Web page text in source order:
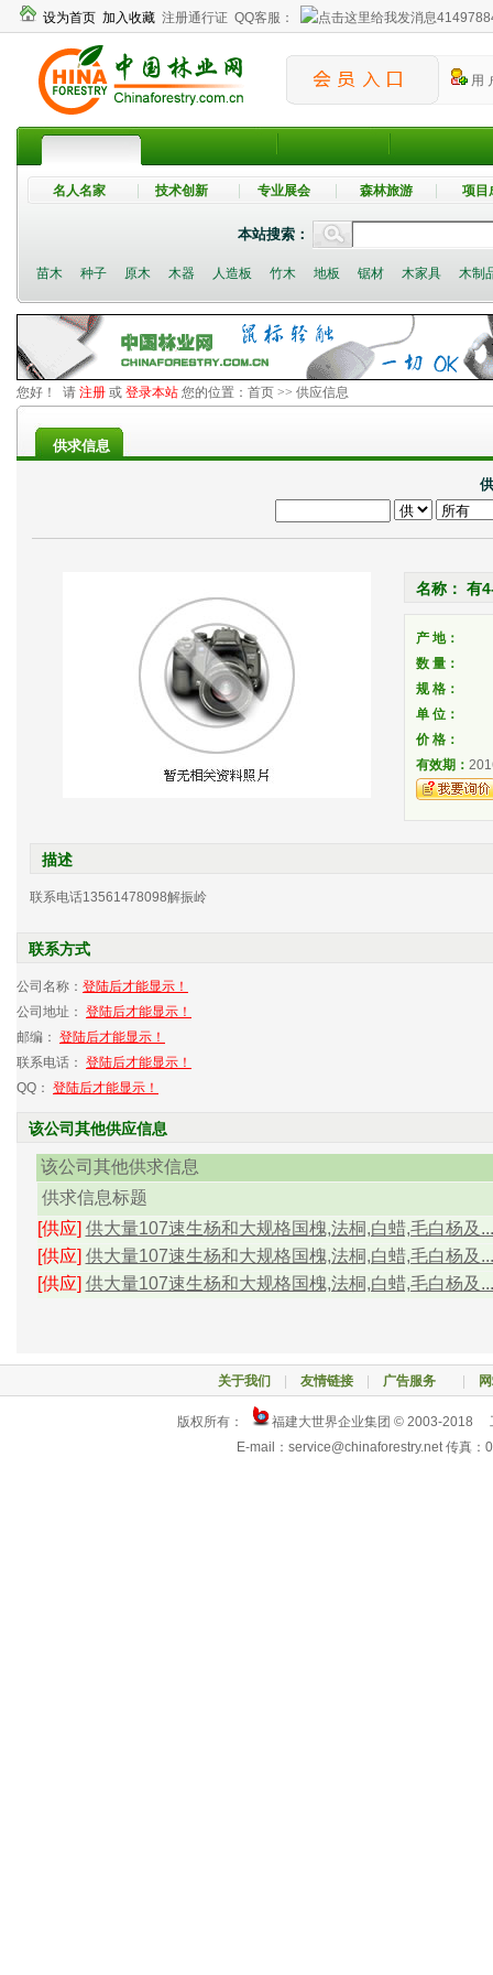
设为首页 加入收藏 注册通行证 QQ客服：
用
名人名家 技术创新 专业展会 森林旅游 项目
本站搜索：
苗木 种子 原木 木器 人造板 竹木 地板 锯材 木家具 木制
您好！ 请 注册 或 登录本站 您的位置： 首页 >> 供应信息
供求信息
名称： 有
产 地：
数 量：
规 格：
单 位：
价 格：
有效期：
描述
联系电话13561478098解振岭
联系方式
公司名称： 登陆后才能显示！
公司地址： 登陆后才能显示！
邮编： 登陆后才能显示！
联系电话： 登陆后才能显示！
QQ： 登陆后才能显示！
该公司其他供应信息
该公司其他供求信息
供求信息标题
[供应] 供大量107速生杨和大规格国槐,法桐,白蜡,毛白杨及
[供应] 供大量107速生杨和大规格国槐,法桐,白蜡,毛白杨及
[供应] 供大量107速生杨和大规格国槐,法桐,白蜡,毛白杨及
关于我们 友情链接| 广告服务
版权所有：
福建大世界企业集团 © 2003-2018
E-mail：service@chinaforestry.net 传真